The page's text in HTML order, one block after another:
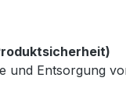
und Entsorgung